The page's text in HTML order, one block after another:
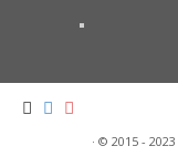
· © 2015 - 2023